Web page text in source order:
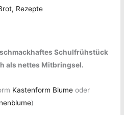
, Rezepte
Schulfrühstück
als nettes Mitbringsel.
Kastenform Blumeoder
)